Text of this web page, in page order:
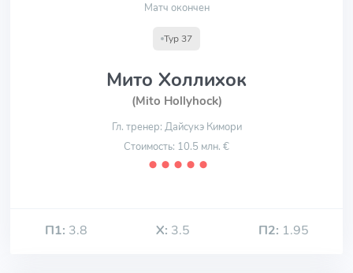
Матч окончен
Тур 37
Мито Холлихок
(Mito Hollyhock)
Гл. тренер: Дайсукэ Кимори
Стоимость: 10.5 млн. €
⬤ ⬤ ⬤ ⬤ ⬤
П1: 3.8 Х: 3.5 П2: 1.95